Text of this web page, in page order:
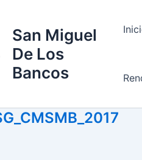
San Miguel
De Los
Bancos